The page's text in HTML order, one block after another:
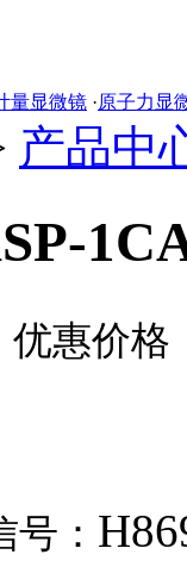
量显微镜 ·原子力显
产品中
优惠价格
号：